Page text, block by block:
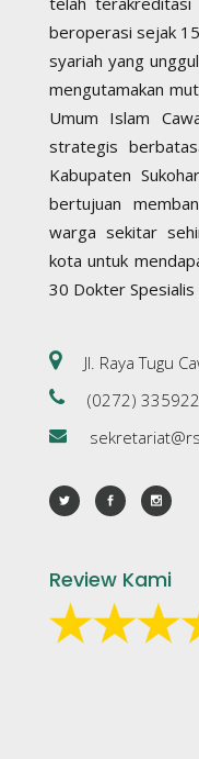
beroperasi sejak
syariah yang
mengutamakan
Umum Islam
strategis
Kabupaten
bertujuan
warga sekitar
kota untuk
30 Dokter Spesialis
Jl. Raya Tugu
(0272)
Review Kami